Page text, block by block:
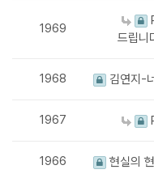
1969
드립니
1968 김연지-
1967
1966 현실의